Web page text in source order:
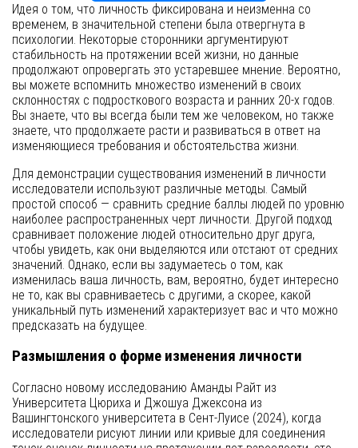
Идея о том, что личность фиксирована и неизменна со
временем, в значительной степени была отвергнута в
психологии. Некоторые сторонники аргументируют
стабильность на протяжении всей жизни, но данные
продолжают опровергать это устаревшее мнение. Вероятно,
вы можете вспомнить множество изменений в своих
склонностях с подросткового возраста и ранних 20-х годов.
Вы знаете, что вы всегда были тем же человеком, но также
знаете, что продолжаете расти и развиваться в ответ на
изменяющиеся требования и обстоятельства жизни.
Для демонстрации существования изменений в личности
исследователи используют различные методы. Самый
простой способ — сравнить средние баллы людей по уровню
наиболее распространенных черт личности. Другой подход
сравнивает положение людей относительно друг друга,
чтобы увидеть, как они выделяются или отстают от средних
значений. Однако, если вы задумаетесь о том, как
изменилась ваша личность, вам, вероятно, будет интересно
не то, как вы сравниваетесь с другими, а скорее, какой
уникальный путь изменений характеризует вас и что можно
предсказать на будущее.
Размышления о форме изменения личности
Согласно новому исследованию Аманды Райт из
Университета Цюриха и Джошуа Джексона из
Вашингтонского университета в Сент-Луисе (2024), когда
исследователи рисуют линии или кривые для соединения